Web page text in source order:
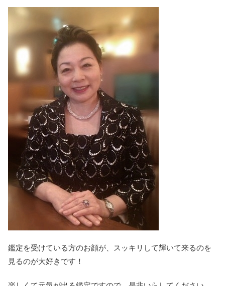
鑑定を受けている方のお顔が、
スッキリして輝いて来るのを
見るのが大好きです！